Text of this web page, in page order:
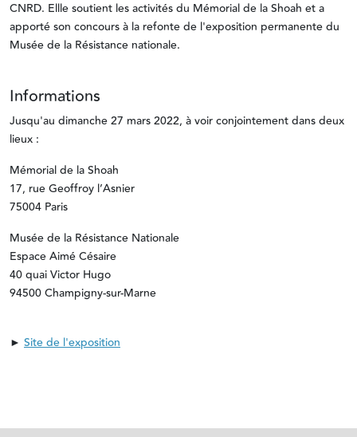
CNRD. Ellle soutient les activités du Mémorial de la Shoah et a
apporté son concours à la refonte de l'exposition permanente du
Musée de la Résistance nationale.
Informations
Jusqu'au dimanche 27 mars 2022, à voir conjointement dans deux
lieux :
Mémorial de la Shoah
17, rue Geoffroy l’Asnier
75004 Paris
Musée de la Résistance Nationale
Espace Aimé Césaire
40 quai Victor Hugo
94500 Champigny-sur-Marne
► Site de l'exposition